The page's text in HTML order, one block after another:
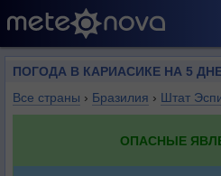
ПОГОДА В КАРИАСИКЕ НА 5
Все страны › Бразилия › Штат
ОПАСНЫЕ